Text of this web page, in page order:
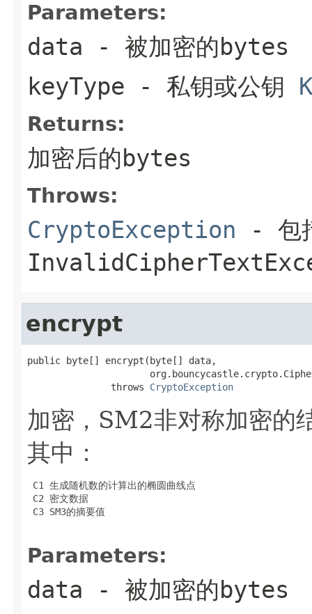
Parameters:
data - 被加密的bytes
keyType - 私钥或公钥
Returns:
加密后的bytes
Throws:
CryptoException - 包
encrypt
public byte[] encrypt(byte[] data,
               throws
CryptoException
加密，SM2非对称加密的
其中：
C1 生成随机数的计算出的椭圆曲线点
C2 密文数据
C3 SM3的摘要值
Parameters:
data - 被加密的bytes